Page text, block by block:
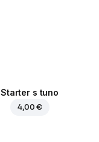
Starter s tuno
4,00 €